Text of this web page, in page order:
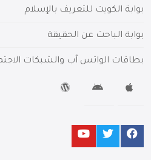
بوابة الكويت للتعريف بالإسلام
بوابة الباحث عن الحقيقة
بطاقات الواتس آب والشبكات